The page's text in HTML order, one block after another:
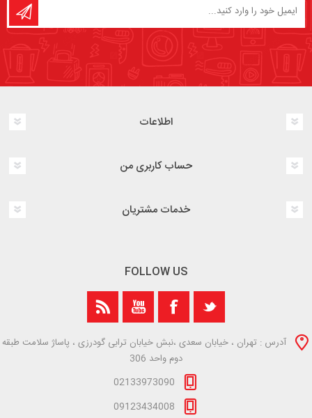
اطلاعات
حساب کاربری من
خدمات مشتریان
FOLLOW US
آدرس : تهران ، خیابان سعدی ،نبش خیابان ترابی گودرزی ، پاساژ سلامت طبقه
دوم واحد 306
02133973090
09123434008